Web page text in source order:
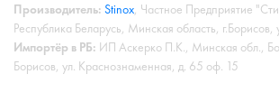
Производитель: Stinox, Частное Предприятие
Республика Беларусь, Минская область, г.Борисов,
Импортёр в РБ: ИП Аскерко П.К., Минская обл.,
Борисов, ул. Краснознаменная, д. 65 оф. 15